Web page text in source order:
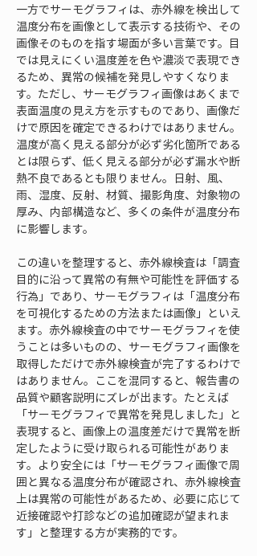
一方でサーモグラフィは、赤外線を検出して
温度分布を画像として表示する技術や、その
画像そのものを指す場面が多い言葉です。目
では見えにくい温度差を色や濃淡で表現でき
るため、異常の候補を発見しやすくなりま
す。ただし、サーモグラフィ画像はあくまで
表面温度の見え方を示すものであり、画像だ
けで原因を確定できるわけではありません。
温度が高く見える部分が必ず劣化箇所である
とは限らず、低く見える部分が必ず漏水や断
熱不良であるとも限りません。日射、風、
雨、湿度、反射、材質、撮影角度、対象物の
厚み、内部構造など、多くの条件が温度分布
に影響します。
この違いを整理すると、赤外線検査は「調査
目的に沿って異常の有無や可能性を評価する
行為」であり、サーモグラフィは「温度分布
を可視化するための方法または画像」といえ
ます。赤外線検査の中でサーモグラフィを使
うことは多いものの、サーモグラフィ画像を
取得しただけで赤外線検査が完了するわけで
はありません。ここを混同すると、報告書の
品質や顧客説明にズレが出ます。たとえば
「サーモグラフィで異常を発見しました」と
表現すると、画像上の温度差だけで異常を断
定したように受け取られる可能性がありま
す。より安全には「サーモグラフィ画像で周
囲と異なる温度分布が確認され、赤外線検査
上は異常の可能性があるため、必要に応じて
近接確認や打診などの追加確認が望まれま
す」と整理する方が実務的です。